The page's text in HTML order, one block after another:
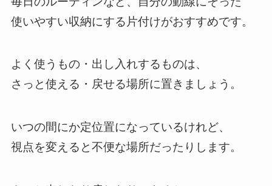
使いやすい収納にする片付けがおすすめです。
よく使うもの・出し入れするものは、
さっと使える・戻せる場所に置きましょう。
いつの間にか定位置になっているけれど、
視点を変えると不便な場所だったりします。